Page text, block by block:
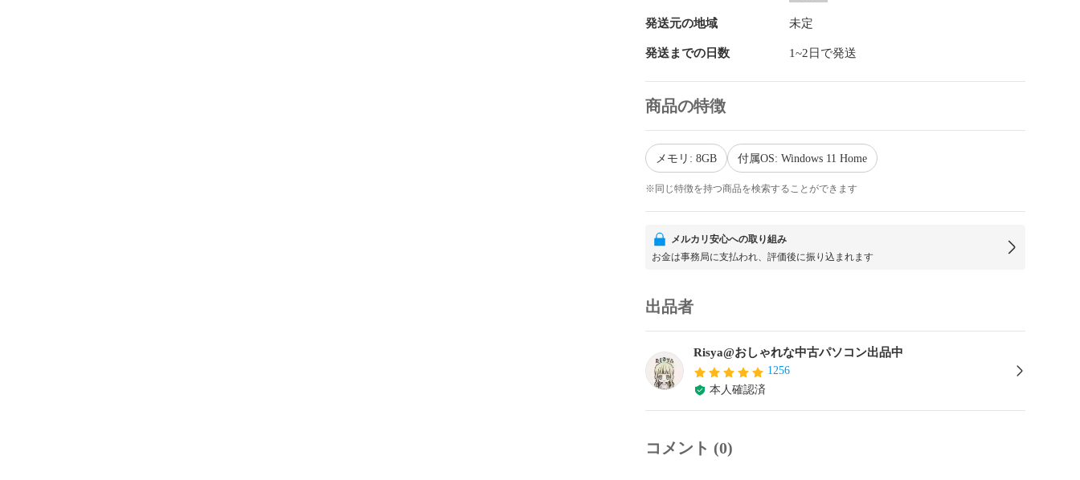
発送元の地域 未定
発送までの日数 1~2日で発送
商品の特徴
メモリ: 8GB 付属OS: Windows 11 Home
※同じ特徴を持つ商品を検索することができます
メルカリ安心への取り組み
お金は事務局に支払われ、評価後に振り込まれます
出品者
Risya@おしゃれな中古パソコン出品中
1256
本人確認済
コメント (0)